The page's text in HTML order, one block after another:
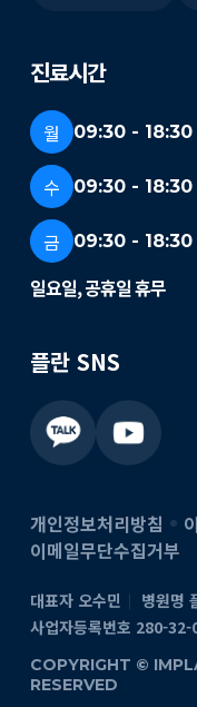
진료시간
월 09:30 - 18:30
수 09:30 - 18:30
금 09:30 - 18:30
일요일, 공휴일 휴무
플란 SNS
개인정보처리방침
이메일무단수집거부
대표자 오수민
병원명
사업자등록번호 280-
COPYRIGHT ©
RESERVED